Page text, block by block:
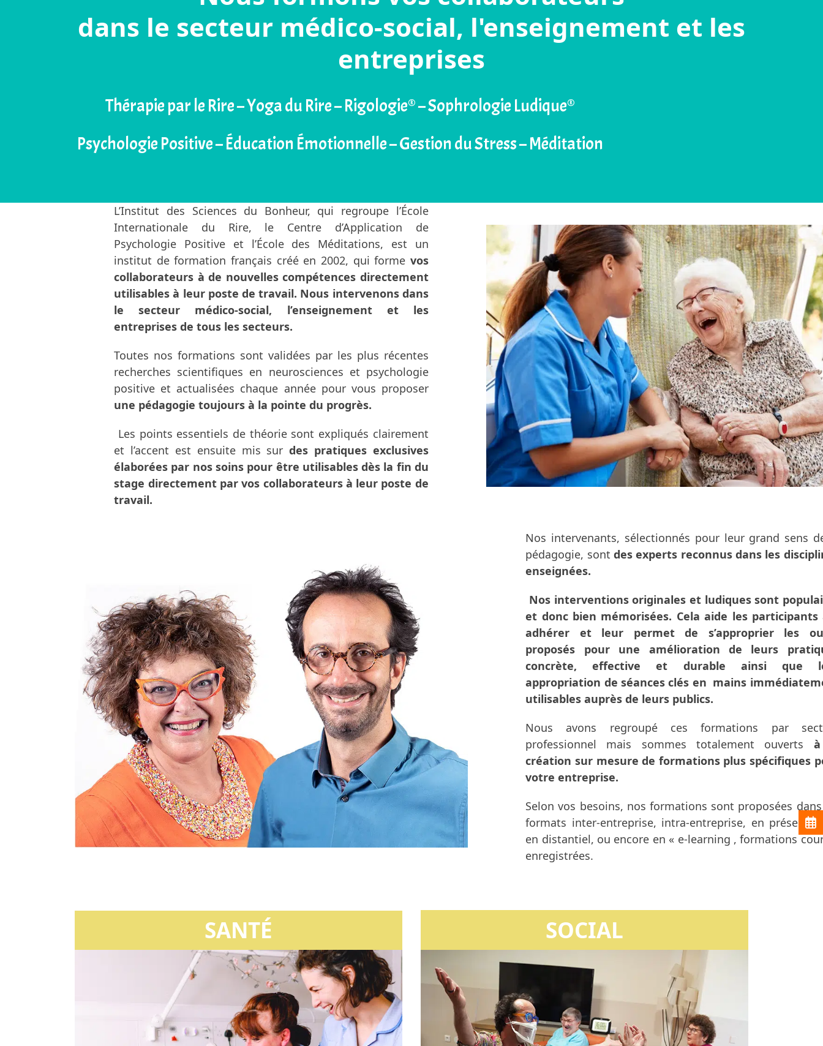
dans le secteur médico-social, l'enseignement et les
entreprises
Thérapie par le Rire – Yoga du Rire – Rigologie® – Sophrologie Ludique®
Psychologie Positive – Éducation Émotionnelle – Gestion du Stress – Méditation
L’Institut des Sciences du Bonheur, qui regroupe l’École
Internationale du Rire, le Centre d’Application de
Psychologie Positive et l’École des Méditations, est un
institut de formation français créé en 2002, qui forme vos
collaborateurs à de nouvelles compétences directement
utilisables à leur poste de travail. Nous intervenons dans
le secteur médico-social, l’enseignement et les
entreprises de tous les secteurs.
Toutes nos formations sont validées par les plus récentes
recherches scientifiques en neurosciences et psychologie
positive et actualisées chaque année pour vous proposer
une pédagogie toujours à la pointe du progrès.
Les points essentiels de théorie sont expliqués clairement
et l’accent est ensuite mis sur des pratiques exclusives
élaborées par nos soins pour être utilisables dès la fin du
stage directement par vos collaborateurs à leur poste de
travail.
Nos intervenants, sélectionnés pour leur grand sens
pédagogie, sont des experts reconnus dans les
enseignées.
Nos interventions originales et ludiques sont
et donc bien mémorisées. Cela aide les participants
adhérer et leur permet de s’approprier les
proposés pour une amélioration de leurs
concrète, effective et durable ainsi que
appropriation de séances clés en mains
utilisables auprès de leurs publics.
Nous avons regroupé ces formations par
professionnel mais sommes totalement ouverts
création sur mesure de formations plus spécifiques
votre entreprise.
Selon vos besoins, nos formations sont proposées
formats inter-entreprise, intra-entreprise, en
en distantiel, ou encore en « e-learning , formations
enregistrées.
SANTÉ SOCIAL